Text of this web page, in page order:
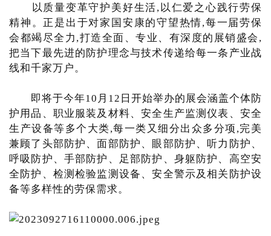
以质量变革守护美好生活,以仁爱之心践行劳保
精神。正是出于对家国安康的守望热情,每一届劳保
会都竭尽全力,打造全面、专业、有深度的展销盛会,
把当下最先进的防护理念与技术传递给每一条产业战
线和千家万户。
即将于今年10月12日开始举办的展会涵盖个体防
护用品、职业服装及材料、安全生产监测仪表、安全
生产设备等多个大类,每一类又细分出众多分项,完美
兼顾了头部防护、面部防护、眼部防护、听力防护、
呼吸防护、手部防护、足部防护、身躯防护、高空安
全防护、检测检验监测设备、安全警示及相关防护设
备等多样性的劳保需求。